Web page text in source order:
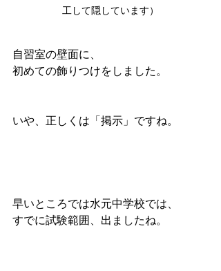
工して隠しています）
自習室の壁面に、
初めての飾りつけをしました。
いや、正しくは「掲示」ですね。
早いところでは水元中学校では、
すでに試験範囲、出ましたね。